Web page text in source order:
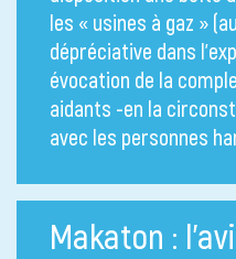
les « usines à gaz »
dépréciative dans
évocation de la
aidants -en la
avec les personnes
Makaton :